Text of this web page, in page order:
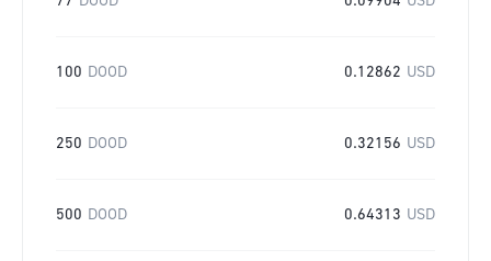
100 DOOD 0.12862 USD
250 DOOD 0.32156 USD
500 DOOD 0.64313 USD